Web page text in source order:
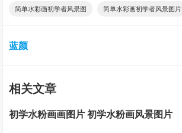
简单水彩画初学者风景图 简单水彩画初学者风景图片
蓝颜
相关文章
初学水粉画画图片 初学水粉画风景图片